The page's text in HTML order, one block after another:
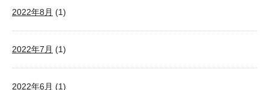
2022年8月 (1)
2022年7月 (1)
2022年6月 (1)